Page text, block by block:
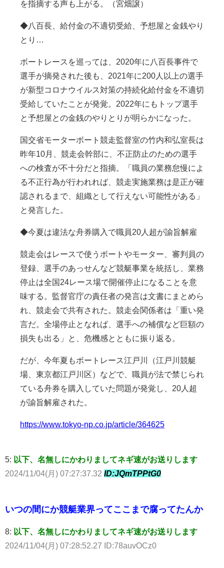
を指摘する声も上がる。（宮畑譲）
◆八百長、給付金の不適切受給、予想屋と金銭やり
とり…
ボートレースを巡っては、2020年に八百長事件で
選手が摘発された後も、2021年に200人以上の選手
が新型コロナウイルス対策の持続化給付金を不適切
受給していたことが発覚。2022年にもトップ選手
と予想屋との金銭のやりとりが明らかになった。
国交省モーターボート競走監督室の竹内和弘室長は
昨年10月、競走会幹部に、不正防止のための選手
への検査が不十分だと指摘。「職員の業務怠慢によ
る不正行為が行われれば、競走実施業務は是正が確
認されるまで、組織として行えない可能性がある」
と発言した。
◆今夏は違法な舟券購入で職員20人超が諭旨解雇
競走会はレースで使うボートやモーター、審判員の
登録、選手のあっせんなど競艇事業を統括し、業務
停止は全国24レース場で開催停止になることを意
味する。監督官庁の責任者の発言は文書にまとめら
れ、競走会で共有された。競走会関係者は「重い発
言だ。全場停止となれば、選手への補償など巨額の
損失も出る」と、危機感とともに振り返る。
だが、今年夏もボートレース江戸川（江戸川競艇
場、東京都江戸川区）などで、職員が法で禁じられ
ている舟券を購入していた問題が発覚し、20人超
が諭旨解雇された。
https://www.tokyo-np.co.jp/article/364625
5: 以下、名無しにかわりましてネギ速がお送りします
2024/11/04(月) 07:27:37.32 ID:JQmTPPtG0
いつの間にか競艇業界ってここまで腐ってたんか
8: 以下、名無しにかわりましてネギ速がお送りします
2024/11/04(月) 07:28:52.27 ID:78auvOCz0